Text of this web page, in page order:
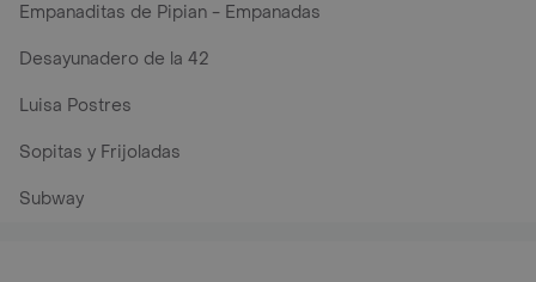
Empanaditas de Pipian - Empanadas
Desayunadero de la 42
Luisa Postres
Sopitas y Frijoladas
Subway